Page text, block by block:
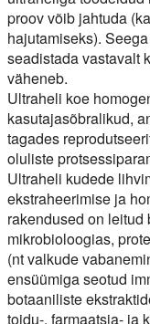
proov võib jahtuda
hajutamiseks).
seadistada vastavalt
väheneb.
Ultraheli koe
kasutajasõbralikud,
tagades
oluliste
Ultraheli kudede
ekstraheerimise ja
rakendused on
mikrobioloogias,
(nt valkude
ensüümiga seotud
botaaniliste
toidu-, farmaatsia- ja